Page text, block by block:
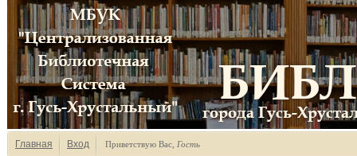
Главная Вход Приветствую Вас Гость